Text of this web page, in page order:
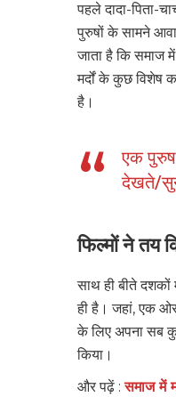
पहले दादा-पिता-
पुरुषों के सामने
जाता है कि समाज
मर्दों के कुछ विशेष
है।
एक पुरुष
देखते/
फिल्मों ने तय
साथ ही बीते
ही है। जहां, एक ओर
के लिए अपना सब
किया।
और पढ़ें :समाज में